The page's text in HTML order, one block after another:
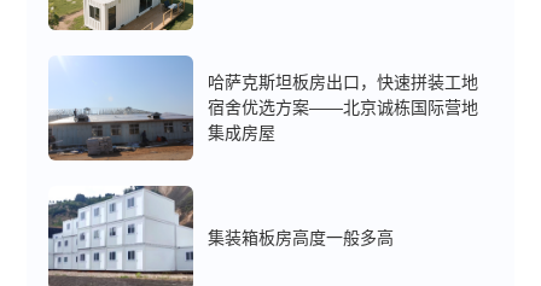
哈萨克斯坦板房出口，快速拼装工地
宿舍优选方案——北京诚栋国际营地
集成房屋
集装箱板房高度一般多高